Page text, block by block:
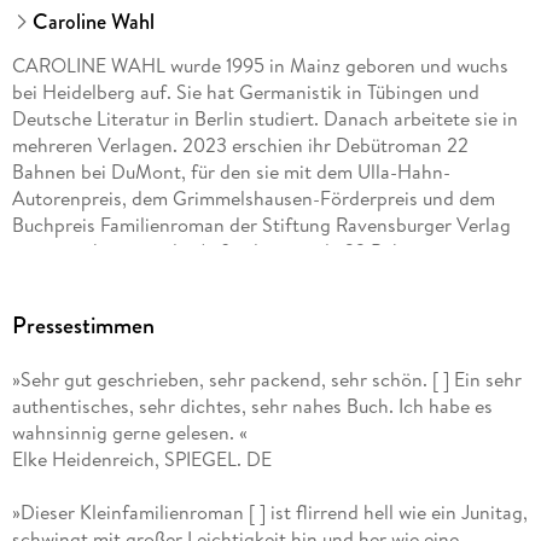
Caroline Wahl
CAROLINE WAHL wurde 1995 in Mainz geboren und wuchs
bei Heidelberg auf. Sie hat Germanistik in Tübingen und
Deutsche Literatur in Berlin studiert. Danach arbeitete sie in
mehreren Verlagen. 2023 erschien ihr Debütroman 22
Bahnen bei DuMont, für den sie mit dem Ulla-Hahn-
Autorenpreis, dem Grimmelshausen-Förderpreis und dem
Buchpreis Familienroman der Stiftung Ravensburger Verlag
ausgezeichnet wurde. Außerdem wurde 22 Bahnen
Pressestimmen
»Sehr gut geschrieben, sehr packend, sehr schön. [ ] Ein sehr
authentisches, sehr dichtes, sehr nahes Buch. Ich habe es
wahnsinnig gerne gelesen. «
Elke Heidenreich, SPIEGEL. DE
»Dieser Kleinfamilienroman [ ] ist flirrend hell wie ein Junitag,